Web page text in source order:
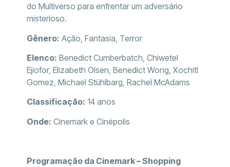
do Multiverso para enfrentar um adversário
misterioso.
Gênero: Ação, Fantasia, Terror
Elenco: Benedict Cumberbatch, Chiwetel
Ejiofor, Elizabeth Olsen, Benedict Wong, Xochitl
Gomez, Michael Stühlbarg, Rachel McAdams
Classificação: 14 anos
Onde: Cinemark e Cinépolis
Programação da Cinemark – Shopping